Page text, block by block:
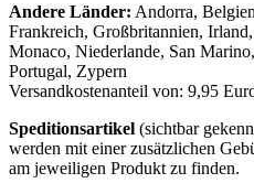
Andere Länder: Andorra,
Frankreich, Großbritannien,
Monaco, Niederlande, San
Portugal, Zypern
Versandkostenanteil von: 9,95
Speditionsartikel (sichtbar
werden mit einer zusätzlichen
am jeweiligen Produkt zu finden.